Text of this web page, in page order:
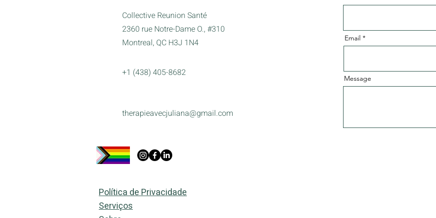
Collective Reunion Santé
2360 rue Notre-Dame O., #310
Montreal, QC H3J 1N4
+1 (438) 405-8682
therapieavecjuliana@gmail.com
Email
Message
Política de Privacidade
Serviços